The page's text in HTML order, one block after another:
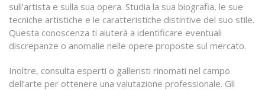
sull’artista e sulla sua opera. Studia la sua biografia, le sue
tecniche artistiche e le caratteristiche distintive del suo stile.
Questa conoscenza ti aiuterà a identificare eventuali
discrepanze o anomalie nelle opere proposte sul mercato.
Inoltre, consulta esperti o galleristi rinomati nel campo
dell’arte per ottenere una valutazione professionale. Gli